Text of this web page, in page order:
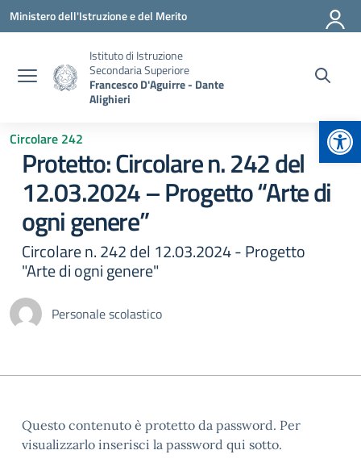
Vai ai contenuti
Vai al menu di navigazione
Vai al footer
Ministero dell'Istruzione e del Merito
Istituto di Istruzione
Secondaria Superiore
Francesco D'Aguirre - Dante
Alighieri
Circolare 242
Protetto: Circolare n. 242 del
12.03.2024 – Progetto “Arte di
ogni genere”
Circolare n. 242 del 12.03.2024 - Progetto
"Arte di ogni genere"
Personale scolastico
Questo contenuto è protetto da password. Per
visualizzarlo inserisci la password qui sotto.